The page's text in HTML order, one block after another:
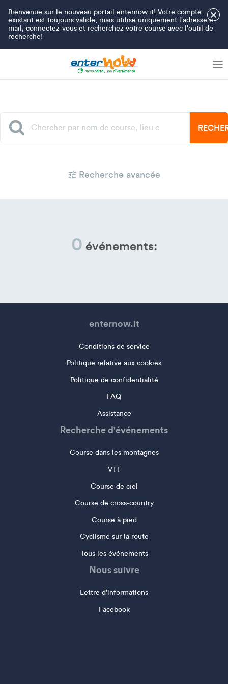
×
Bienvenue sur le nouveau portail enternow.it! Votre compte
existant est toujours valide, mais utilise uniquement l'adresse e-
mail, connectez-vous et recherchez votre course avec l'outil de
recherche!
Recherche avancée
0 événements:
enternow.it
Conditions de service
Politique relative aux cookies
Politique de confidentialité
FAQ
Assistance
Recherche d'événements
Course dans les montagnes
VTT
Course de ciel
Course de cross-country
Course à pied
Cyclisme sur la route
Tous les événements
Nous suivre
Lettre d'informations
Facebook